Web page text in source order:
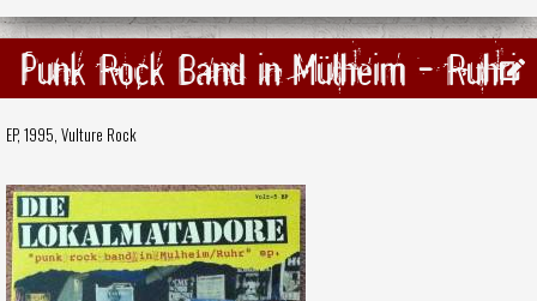
Punk Rock Band in Mülheim - Ruhri
EP, 1995, Vulture Rock